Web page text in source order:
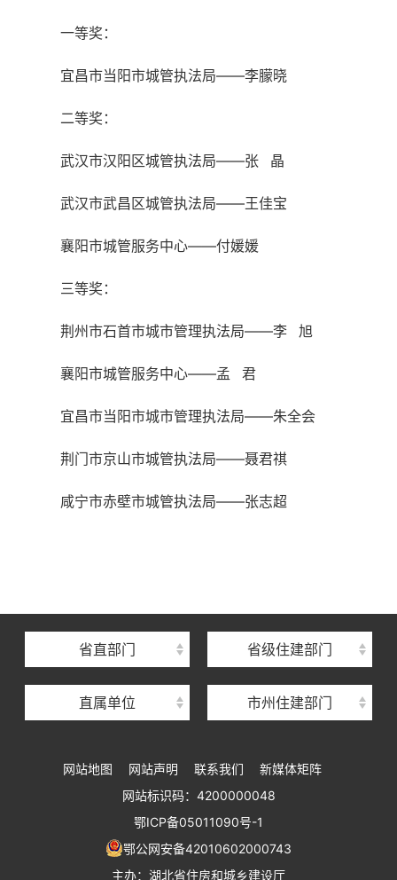
一等奖：
宜昌市当阳市城管执法局——李朦晓
二等奖：
武汉市汉阳区城管执法局——张 晶
武汉市武昌区城管执法局——王佳宝
襄阳市城管服务中心——付媛媛
三等奖：
荆州市石首市城市管理执法局——李 旭
襄阳市城管服务中心——孟 君
宜昌市当阳市城市管理执法局——朱全会
荆门市京山市城管执法局——聂君祺
咸宁市赤壁市城管执法局——张志超
省直部门 省级住建部门
直属单位
湖北省住房保障中心
湖北省建设工程质量安全监督总站
湖北省建设工程标准定额管理总站
湖北省住建厅执业资格注册中心
湖北省城乡建设发展中心
湖北城市建设职业技术学院
市州住建部门
网站地图 网站声明 联系我们
新媒体矩阵
网站标识码：4200000048
鄂ICP备05011090号-1
鄂公网安备42010602000743
主办：湖北省住房和城乡建设厅